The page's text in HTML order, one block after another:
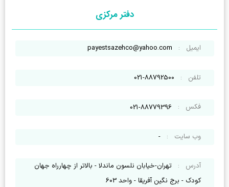
دفتر مرکزی
ایمیل :
payestsazehco@yahoo.com
تلفن :
021-88792500
فکس :
021-88779396
وب سایت :
-
آدرس :تهران-خیابان نلسون ماندلا - بالاتر از چهارراه جهان
کودک - برج نگین آفریقا - واحد 603